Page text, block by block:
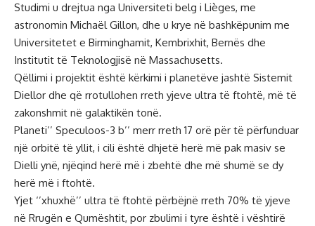
Studimi u drejtua nga Universiteti belg i Lièges, me
astronomin Michaël Gillon, dhe u krye në bashkëpunim me
Universitetet e Birminghamit, Kembrixhit, Bernës dhe
Institutit të Teknologjisë në Massachusetts.
Qëllimi i projektit është kërkimi i planetëve jashtë Sistemit
Diellor dhe që rrotullohen rreth yjeve ultra të ftohtë, më të
zakonshmit në galaktikën tonë.
Planeti’’ Speculoos-3 b’’ merr rreth 17 orë për të përfunduar
një orbitë të yllit, i cili është dhjetë herë më pak masiv se
Dielli ynë, njëqind herë më i zbehtë dhe më shumë se dy
herë më i ftohtë.
Yjet ‘’xhuxhë’’ ultra të ftohtë përbëjnë rreth 70% të yjeve
në Rrugën e Qumështit, por zbulimi i tyre është i vështirë